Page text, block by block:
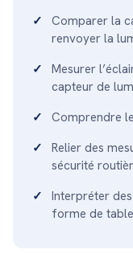
Comparer la
renvoyer la
Mesurer
capteur de
Comprendre
Relier des
sécurité
Interpréter
forme de